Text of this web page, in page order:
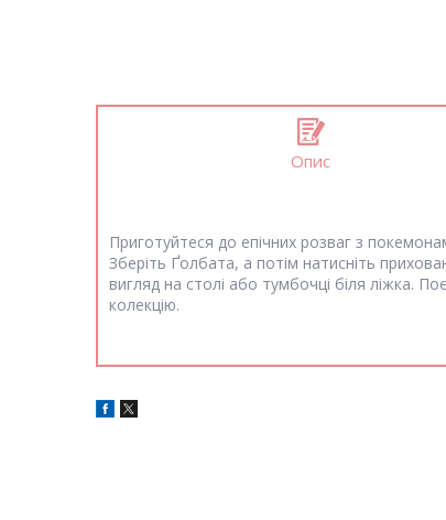
Опис
Приготуйтеся до епічних розваг з
Зберіть Ґолбата, а потім натисніть
вигляд на столі або тумбочці біля ліжка.
колекцію.